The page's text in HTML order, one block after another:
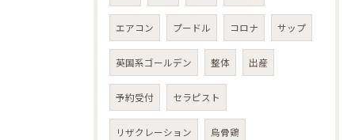
エアコン プードル コロナ サップ
英国系ゴールデン 整体 出産
予約受付 セラピスト
リザクレーション 烏骨鶏